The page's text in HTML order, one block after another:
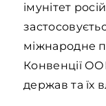
імунітет
міжнародне
Конвенції
держав та їх